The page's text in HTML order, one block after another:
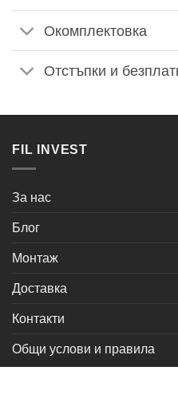
Окомплектовка
Отстъпки и
FIL INVEST
За нас
Блог
Монтаж
Доставка
Контакти
Общи услови и правила